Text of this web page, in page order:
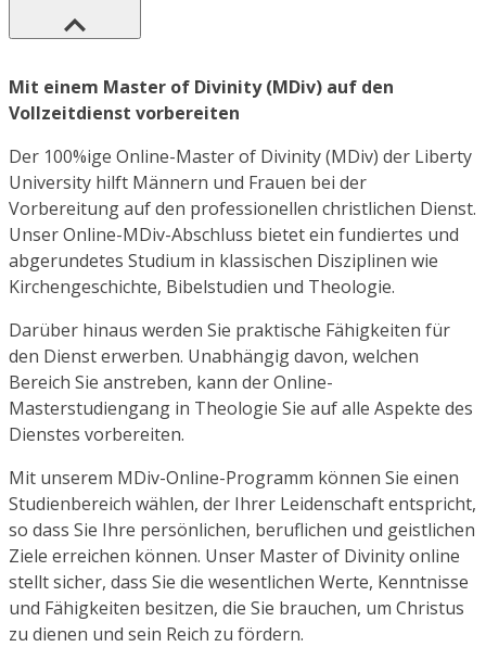
Mit einem Master of Divinity (MDiv) auf den
Vollzeitdienst vorbereiten
Der 100%ige Online-Master of Divinity (MDiv) der Liberty
University hilft Männern und Frauen bei der
Vorbereitung auf den professionellen christlichen Dienst.
Unser Online-MDiv-Abschluss bietet ein fundiertes und
abgerundetes Studium in klassischen Disziplinen wie
Kirchengeschichte, Bibelstudien und Theologie.
Darüber hinaus werden Sie praktische Fähigkeiten für
den Dienst erwerben. Unabhängig davon, welchen
Bereich Sie anstreben, kann der Online-
Masterstudiengang in Theologie Sie auf alle Aspekte des
Dienstes vorbereiten.
Mit unserem MDiv-Online-Programm können Sie einen
Studienbereich wählen, der Ihrer Leidenschaft entspricht,
so dass Sie Ihre persönlichen, beruflichen und geistlichen
Ziele erreichen können. Unser Master of Divinity online
stellt sicher, dass Sie die wesentlichen Werte, Kenntnisse
und Fähigkeiten besitzen, die Sie brauchen, um Christus
zu dienen und sein Reich zu fördern.